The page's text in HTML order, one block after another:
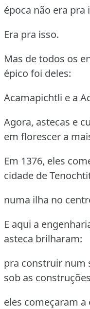
época não era pra
Era pra isso.
Mas de todos os
épico foi deles:
Acamapichtli e a
Agora, astecas e
em florescer a
Em 1376, eles
cidade de
numa ilha no
E aqui a
asteca brilharam:
pra construir num
sob as
eles começaram